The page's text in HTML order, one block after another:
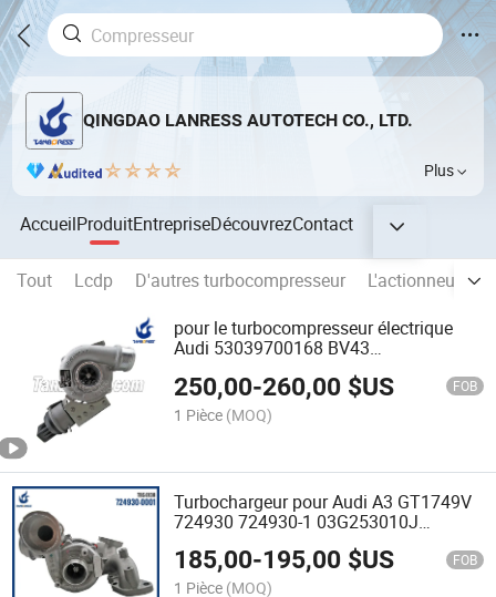
QINGDAO LANRESS AUTOTECH CO., LTD.
Plus
AccueilProduitEntrepriseDécouvrezContact
Tout Lcdp D'autres turbocompresseur
L'actionneur
pour le turbocompresseur électrique
Audi 53039700168 BV43
250,00-260,00 $US FOB
1 Pièce (MOQ)
Turbochargeur pour Audi A3 GT1749V
724930 724930-1 03G253010J
185,00-195,00 $US FOB
1 Pièce (MOQ)